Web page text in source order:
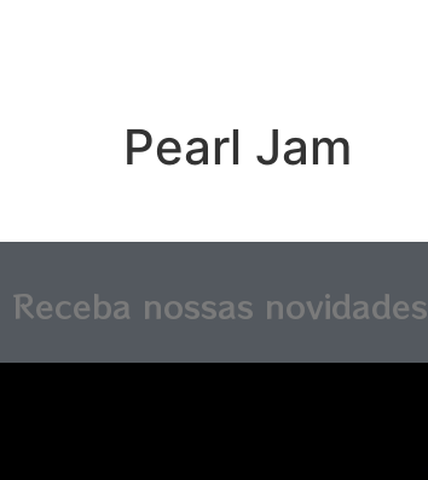
Pearl Jam
Receba nossas novidades